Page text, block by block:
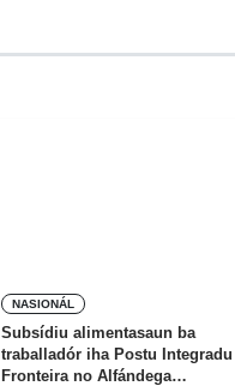
NASIONÁL
Subsídiu alimentasaun ba
traballadór iha Postu Integradu
Fronteira no Alfándega